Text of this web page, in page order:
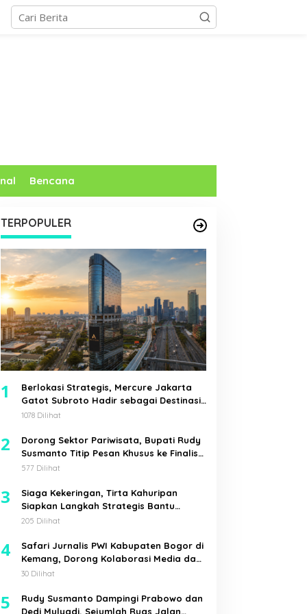
Bencana
TERPOPULER
1
Berlokasi Strategis, Mercure Jakarta
Gatot Subroto Hadir sebagai Destinasi
Pilihan untuk Bisnis, Staycation,
1078 Dilihat
2
Dorong Sektor Pariwisata, Bupati Rudy
Susmanto Titip Pesan Khusus ke Finalis
Mojang Jajaka Kabupaten Bogor
577 Dilihat
3
Siaga Kekeringan, Tirta Kahuripan
Siapkan Langkah Strategis Bantu
Pemkab Bogor
205 Dilihat
4
Safari Jurnalis PWI Kabupaten Bogor di
Kemang, Dorong Kolaborasi Media dan
Pemerintah Desa
30 Dilihat
5
Rudy Susmanto Dampingi Prabowo dan
Dedi Mulyadi, Sejumlah Ruas Jalan